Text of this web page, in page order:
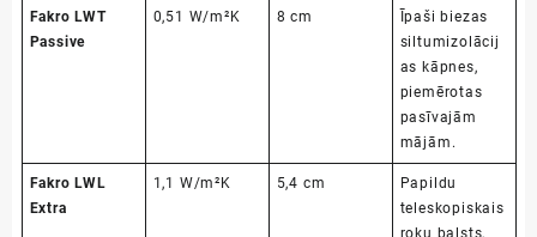
Fakro LWT
Passive
0,51 W/m²K 8 cm
Īpaši biezas
siltumizolācij
as kāpnes,
piemērotas
pasīvajām
mājām.
Fakro LWL
Extra
1,1 W/m²K 5,4 cm
Papildu
teleskopiskais
roku balsts,